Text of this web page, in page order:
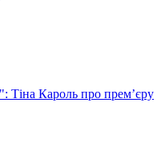
Тіна Кароль про прем’єру